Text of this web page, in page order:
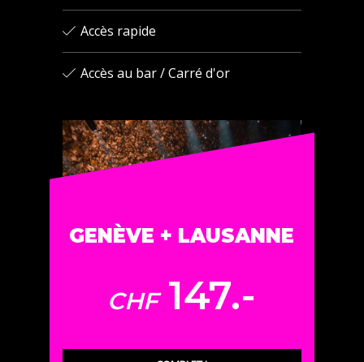
Accès rapide
Accès au bar / Carré d'or
GENÈVE + LAUSANNE
CHF147.-